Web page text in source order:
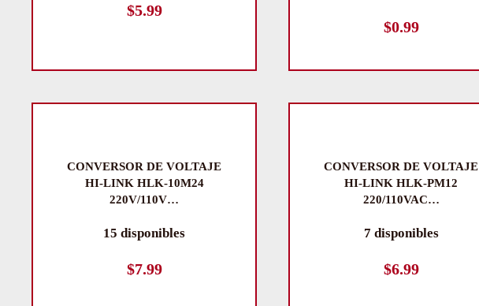
$5.99
$0.99
CONVERSOR DE VOLTAJE
HI-LINK HLK-10M24
220V/110V…
15 disponibles
$7.99
CONVERSOR DE VOLTAJE
HI-LINK HLK-PM12
220/110VAC…
7 disponibles
$6.99